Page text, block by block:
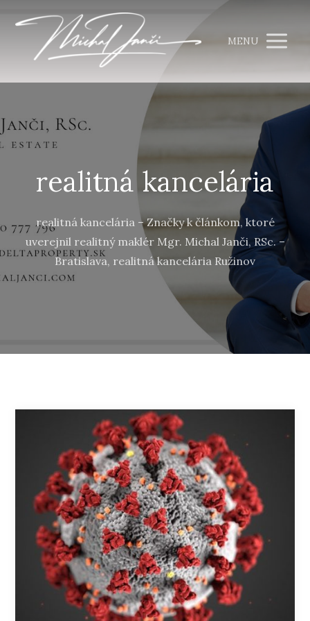
MENU
realitná kancelária
realitná kancelária – Značky k článkom, ktoré
uverejnil realitný maklér Mgr. Michal Janči, RSc. –
Bratislava, realitná kancelária Ružinov